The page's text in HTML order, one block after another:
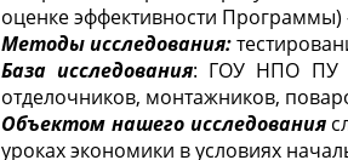
оценке эффективности Программы)
Методы исследования:
База исследования: ГОУ НПО ПУ
отделочников, монтажников,
Объектом нашего исследования
уроках экономики в условиях